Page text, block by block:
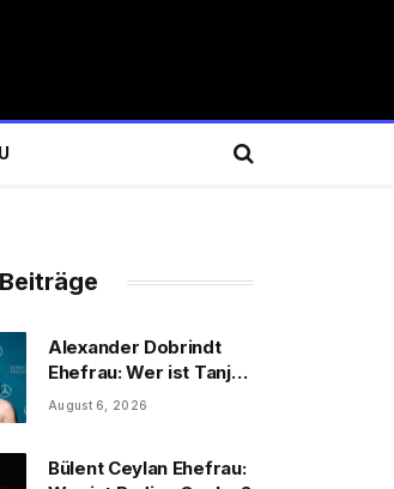
Alexander Dobrindt
Ehefrau: Wer ist Tanja
Käser?
August 6, 2026
Bülent Ceylan Ehefrau: